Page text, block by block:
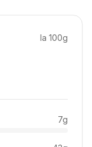
la 100g
7g